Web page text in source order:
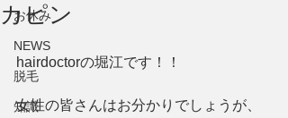
お休み
NEWS
脱毛
知識
カピン
hairdoctorの堀江です！！
女性の皆さんはお分かりでしょうが、